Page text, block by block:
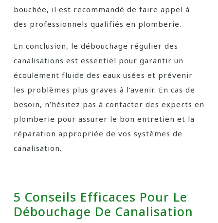
bouchée, il est recommandé de faire appel à
des professionnels qualifiés en plomberie.
En conclusion, le débouchage régulier des
canalisations est essentiel pour garantir un
écoulement fluide des eaux usées et prévenir
les problèmes plus graves à l’avenir. En cas de
besoin, n’hésitez pas à contacter des experts en
plomberie pour assurer le bon entretien et la
réparation appropriée de vos systèmes de
canalisation.
5 Conseils Efficaces Pour Le
Débouchage De Canalisation